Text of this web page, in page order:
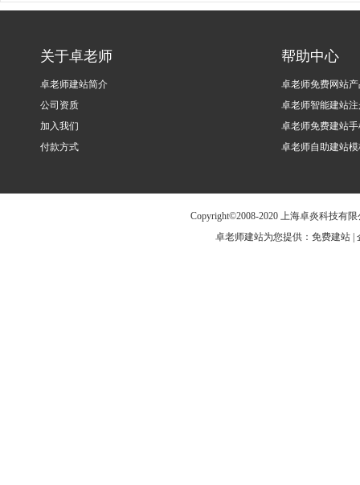
关于卓老师
卓老师建站简介
公司资质
加入我们
付款方式
帮助中心
卓老师免费网站
卓老师智能建站
卓老师免费建站
卓老师自助建站
Copyright©2008-2020 上海卓炎科技有
卓老师建站为您提供：免费建站 |